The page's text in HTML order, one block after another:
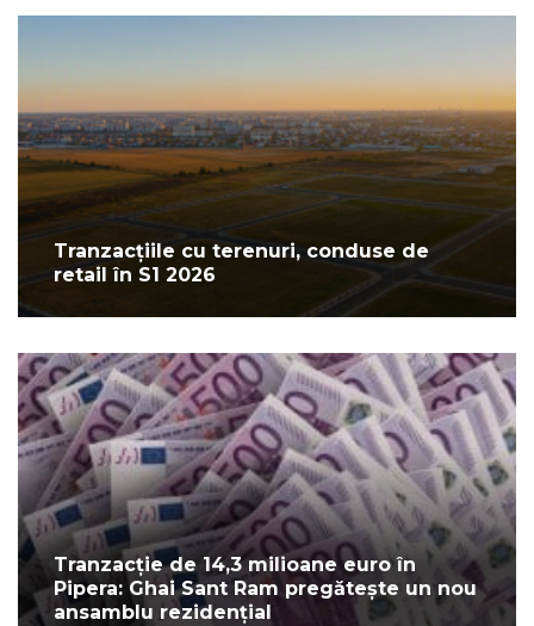
Tranzacțiile cu terenuri, conduse de
retail în S1 2026
Tranzacție de 14,3 milioane euro în
Pipera: Ghai Sant Ram pregătește un nou
ansamblu rezidențial